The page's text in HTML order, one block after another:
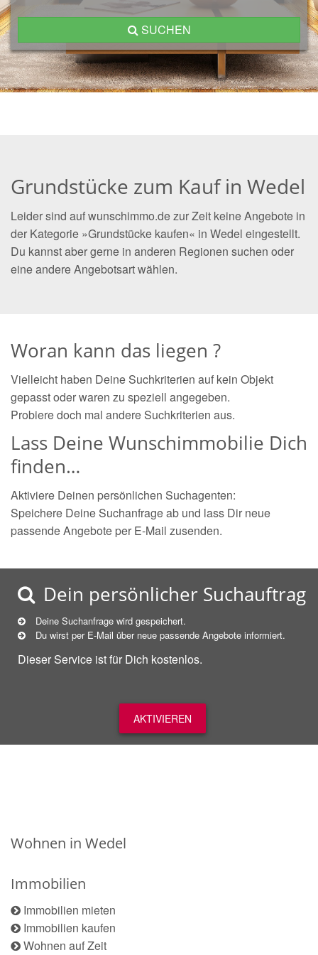
SUCHEN
Grundstücke zum Kauf in Wedel
Leider sind auf wunschimmo.de zur Zeit keine Angebote in
der Kategorie »Grundstücke kaufen« in Wedel eingestellt.
Du kannst aber gerne in anderen Regionen suchen oder
eine andere Angebotsart wählen.
Woran kann das liegen ?
Vielleicht haben Deine Suchkriterien auf kein Objekt
gepasst oder waren zu speziell angegeben.
Probiere doch mal andere Suchkriterien aus.
Lass Deine Wunschimmobilie Dich
finden…
Aktiviere Deinen persönlichen Suchagenten:
Speichere Deine Suchanfrage ab und lass Dir neue
passende Angebote per E-Mail zusenden.
Dein persönlicher Suchauftrag
Deine Suchanfrage wird gespeichert.
Du wirst per E-Mail über neue passende Angebote informiert.
Dieser Service ist für Dich kostenlos.
AKTIVIEREN
Wohnen in Wedel
Immobilien
Immobilien mieten
Immobilien kaufen
Wohnen auf Zeit